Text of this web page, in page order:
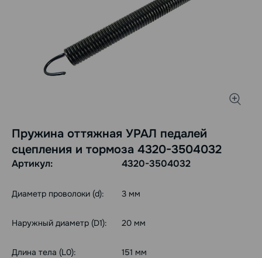
Пружина оттяжная УРАЛ педалей
сцепления и тормоза 4320-3504032
Артикул: 4320-3504032
Диаметр проволоки (d): 3 мм
Наружный диаметр (D1): 20 мм
Длина тела (L0): 151 мм